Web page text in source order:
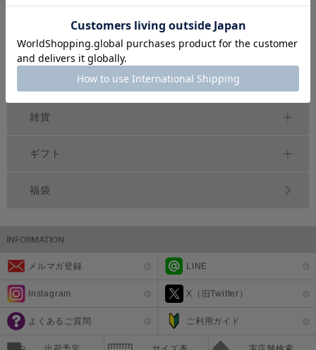
セットアップ
べビー
シーズンアイテム
雑貨
ギフト
福袋
メルマガ登録 LINE
Instagram X（旧Twitter）
よくあるご質問 ご利用ガイド